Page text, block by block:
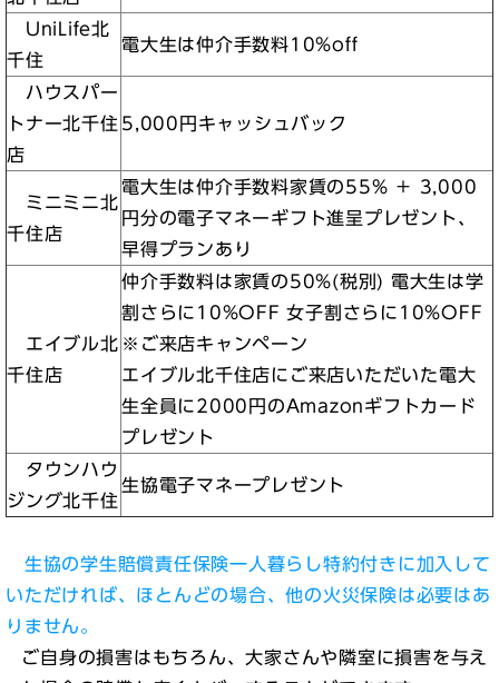
UniLife北
千住
電大生は仲介手数料10%off
ハウスパー
トナー北千住
店
5,000円キャッシュバック
ミニミニ北
千住店
電大生は仲介手数料家賃の55% ＋ 3,000
円分の電子マネーギフト進呈プレゼント、
早得プランあり
エイブル北
千住店
仲介手数料は家賃の50%(税別) 電大生は学
割さらに10%OFF 女子割さらに10%OFF
※ご来店キャンペーン
エイブル北千住店にご来店いただいた電大
生全員に2000円のAmazonギフトカード
プレゼント
タウンハウ
ジング北千住
生協電子マネープレゼント
生協の学生賠償責任保険一人暮らし特約付きに加入して
いただければ、ほとんどの場合、他の火災保険は必要はあ
りません。
ご自身の損害はもちろん、大家さんや隣室に損害を与え